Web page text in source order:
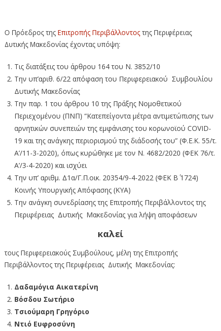
Ο Πρόεδρος της Επιτροπής Περιβάλλοντοςτης Περιφέρειας
Δυτικής Μακεδονίας έχοντας υπόψη:
Τις διατάξεις του άρθρου 164 του Ν. 3852/10
Την υπ’αριθ. 6/22 απόφαση του Περιφερειακού Συμβουλίου
Δυτικής Μακεδονίας
Την παρ. 1 του άρθρου 10 της Πράξης Νομοθετικού
Περιεχομένου (ΠΝΠ) “Κατεπείγοντα μέτρα αντιμετώπισης των
αρνητικών συνεπειών της εμφάνισης του κορωνοϊού COVID-
19 και της ανάγκης περιορισμού της διάδοσής του” (Φ.Ε.Κ. 55/τ.
Α’/11-3-2020), όπως κυρώθηκε με τον Ν. 4682/2020 (ΦΕΚ 76/τ.
Α’/3-4-2020) και ισχύει
Την υπ’ αριθμ. Δ1α/Γ.Π.οικ. 20354/9-4-2022 (ΦΕΚ Β΄ 1724)
Κοινής Υπουργικής Απόφασης (ΚΥΑ)
Την ανάγκη συνεδρίασης της Επιτροπής Περιβάλλοντος της
Περιφέρειας Δυτικής Μακεδονίας για λήψη αποφάσεων
καλεί
τους Περιφερειακούς Συμβούλους, μέλη της Επιτροπής
Περιβάλλοντος της Περιφέρειας Δυτικής Μακεδονίας:
Δαδαμόγια Αικατερίνη
Βόσδου Σωτήριο
Τσιούμαρη Γρηγόριο
Ντιό Ευφροσύνη